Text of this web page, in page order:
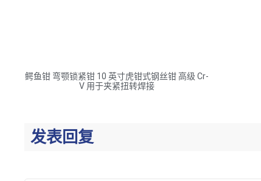
鳄鱼钳 弯颚锁紧钳 10 英寸虎钳式钢丝钳 高级 Cr-
V 用于夹紧扭转焊接
发表回复